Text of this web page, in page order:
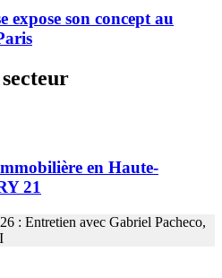
expose son concept au
en Haute-
21